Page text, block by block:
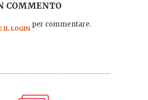
COMMENTO
IL LOGIN per commentare.